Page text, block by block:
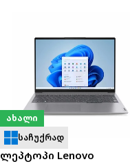
ახალი
საჩუქრად
ლეპტოპი Lenovo